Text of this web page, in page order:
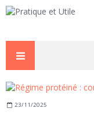
23/11/2025